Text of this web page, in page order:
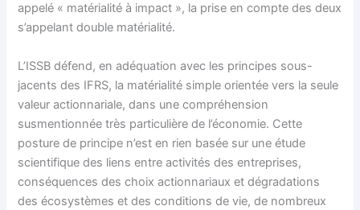
appelé « matérialité à impact », la prise en compte des deux
s’appelant double matérialité.
L’ISSB défend, en adéquation avec les principes sous-
jacents des IFRS, la matérialité simple orientée vers la seule
valeur actionnariale, dans une compréhension
susmentionnée très particulière de l’économie. Cette
posture de principe n’est en rien basée sur une étude
scientifique des liens entre activités des entreprises,
conséquences des choix actionnariaux et dégradations
des écosystèmes et des conditions de vie, de nombreux